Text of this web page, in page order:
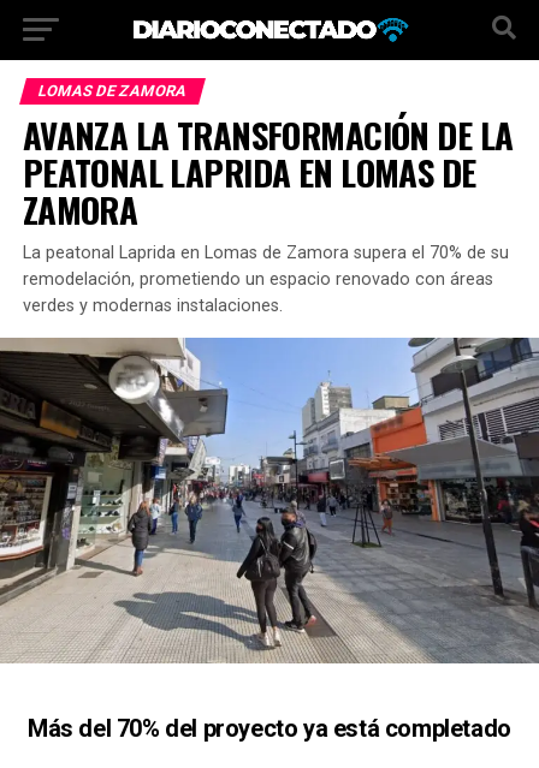
LOMAS DE ZAMORA
AVANZA LA TRANSFORMACIÓN DE LA
PEATONAL LAPRIDA EN LOMAS DE
ZAMORA
La peatonal Laprida en Lomas de Zamora supera el 70% de su
remodelación, prometiendo un espacio renovado con áreas
verdes y modernas instalaciones.
Más del 70% del proyecto ya está completado